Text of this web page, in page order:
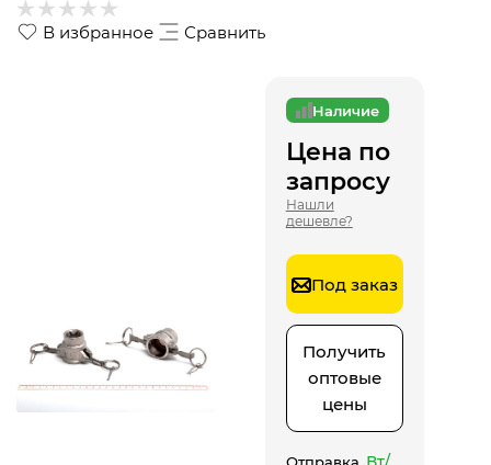
В избранное Сравнить
Наличие
Цена по
запросу
Нашли
дешевле?
Под заказ
Получить
оптовые
цены